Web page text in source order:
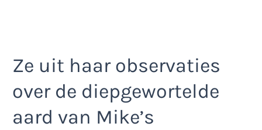
Ze uit haar observaties
over de diepgewortelde
aard van Mike’s